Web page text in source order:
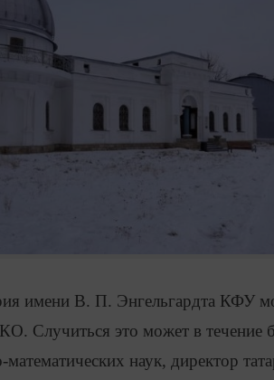
имени В. П. Энгельгардта КФУ
Случиться это может в течение
наук, директор